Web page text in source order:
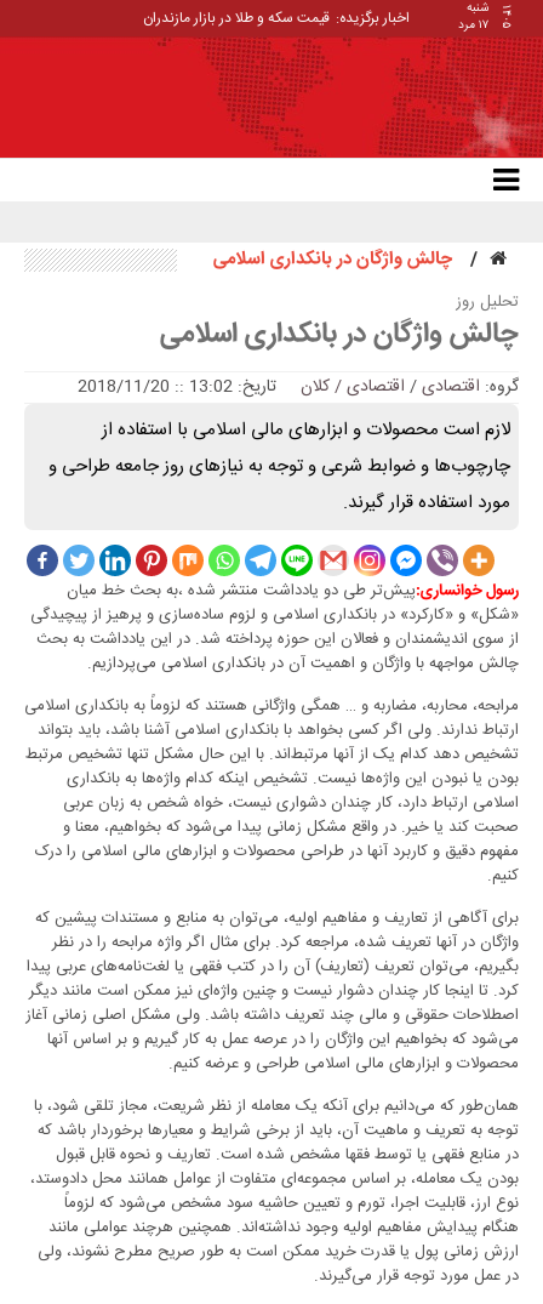
۱۴۰۵
شنبه
۱۷ مرد
اخبار برگزیده: قیمت سکه و طلا در بازار مازندران
چالش واژگان در بانکداری اسلامی
تحلیل روز
چالش واژگان در بانکداری اسلامی
گروه: اقتصادی/ اقتصادی / کلان تاریخ: 13:02 :: 2018/11/20
لازم است محصولات و ابزارهای مالی اسلامی با استفاده از
چارچوب‌ها و ضوابط شرعی و توجه به نیازهای روز جامعه طراحی و
مورد استفاده قرار گیرند.
رسول خوانساری:پیش‌تر طی دو یادداشت منتشر شده ،به بحث خط میان
«شکل» و «کارکرد» در بانکداری اسلامی و لزوم ساده‌سازی و پرهیز از پیچیدگی
از سوی اندیشمندان و فعالان این حوزه پرداخته شد. در این یادداشت به بحث
چالش مواجهه با واژگان و اهمیت آن در بانکداری اسلامی می‌پردازیم.
مرابحه، محاربه، مضاربه و … همگی واژگانی هستند که لزوماً به بانکداری اسلامی
ارتباط ندارند. ولی اگر کسی بخواهد با بانکداری اسلامی آشنا باشد، باید بتواند
تشخیص دهد کدام یک از آنها مرتبط‌اند. با این حال مشکل تنها تشخیص مرتبط
بودن یا نبودن این واژه‌ها نیست. تشخیص اینکه کدام واژه‌ها به بانکداری
اسلامی ارتباط دارد، کار چندان دشواری نیست، خواه شخص به زبان عربی
صحبت کند یا خیر. در واقع مشکل زمانی پیدا می‌شود که بخواهیم، معنا و
مفهوم دقیق و کاربرد آنها در طراحی محصولات و ابزارهای مالی اسلامی را درک
کنیم.
برای آگاهی از تعاریف و مفاهیم اولیه، می‌توان به منابع و مستندات پیشین که
واژگان در آنها تعریف شده، مراجعه کرد. برای مثال اگر واژه مرابحه را در نظر
بگیریم، می‌توان تعریف (تعاریف) آن را در کتب فقهی یا لغت‌نامه‌های عربی پیدا
کرد. تا اینجا کار چندان دشوار نیست و چنین واژه‌ای نیز ممکن است مانند دیگر
اصطلاحات حقوقی و مالی چند تعریف داشته باشد. ولی مشکل اصلی زمانی آغاز
می‌شود که بخواهیم این واژگان را در عرصه عمل به کار گیریم و بر اساس آنها
محصولات و ابزارهای مالی اسلامی طراحی و عرضه کنیم.
همان‌طور که می‌دانیم برای آنکه یک معامله از نظر شریعت، مجاز تلقی شود، با
توجه به تعریف و ماهیت آن، باید از برخی شرایط و معیارها برخوردار باشد که
در منابع فقهی یا توسط فقها مشخص شده است. تعاریف و نحوه قابل قبول
بودن یک معامله، بر اساس مجموعه‌ای متفاوت از عوامل همانند محل دادوستد،
نوع ارز، قابلیت اجرا، تورم و تعیین حاشیه سود مشخص می‌شود که لزوماً
هنگام پیدایش مفاهیم اولیه وجود نداشته‌اند. همچنین هرچند عواملی مانند
ارزش زمانی پول یا قدرت خرید ممکن است به طور صریح مطرح نشوند، ولی
در عمل مورد توجه قرار می‌گیرند.